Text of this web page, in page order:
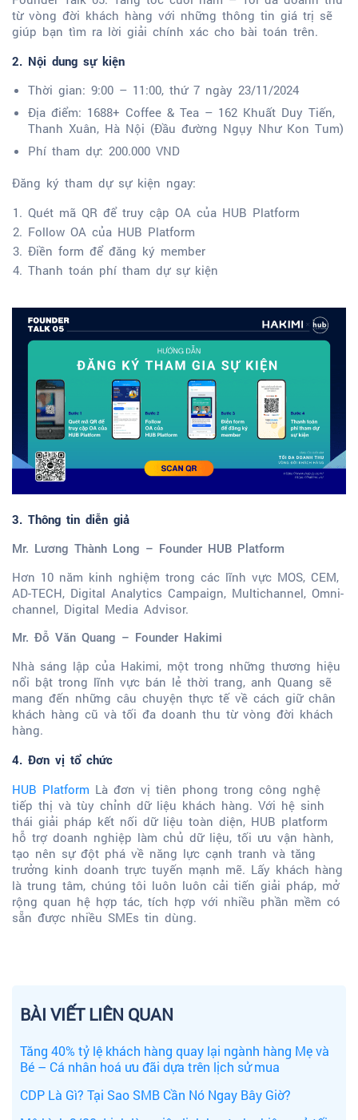
từ vòng đời khách hàng với những thông tin giá trị sẽ
giúp bạn tìm ra lời giải chính xác cho bài toán trên.
2. Nội dung sự kiện
Thời gian: 9:00 – 11:00, thứ 7 ngày 23/11/2024
Địa điểm: 1688+ Coffee & Tea – 162 Khuất Duy Tiến,
Thanh Xuân, Hà Nội (Đầu đường Ngụy Như Kon Tum)
Phí tham dự: 200.000 VND
Đăng ký tham dự sự kiện ngay:
Quét mã QR để truy cập OA của HUB Platform
Follow OA của HUB Platform
Điền form để đăng ký member
Thanh toán phí tham dự sự kiện
3. Thông tin diễn giả
Mr. Lương Thành Long – Founder HUB Platform
Hơn 10 năm kinh nghiệm trong các lĩnh vực MOS, CEM,
AD-TECH, Digital Analytics Campaign, Multichannel, Omni-
channel, Digital Media Advisor.
Mr. Đỗ Văn Quang – Founder Hakimi
Nhà sáng lập của Hakimi, một trong những thương hiệu
nổi bật trong lĩnh vực bán lẻ thời trang, anh Quang sẽ
mang đến những câu chuyện thực tế về cách giữ chân
khách hàng cũ và tối đa doanh thu từ vòng đời khách
hàng.
4. Đơn vị tổ chức
HUB Platform Là đơn vị tiên phong trong công nghệ
tiếp thị và tùy chỉnh dữ liệu khách hàng. Với hệ sinh
thái giải pháp kết nối dữ liệu toàn diện, HUB platform
hỗ trợ doanh nghiệp làm chủ dữ liệu, tối ưu vận hành,
tạo nên sự đột phá về năng lực cạnh tranh và tăng
trưởng kinh doanh trực tuyến mạnh mẽ. Lấy khách hàng
là trung tâm, chúng tôi luôn luôn cải tiến giải pháp, mở
rộng quan hệ hợp tác, tích hợp với nhiều phần mềm có
sẵn được nhiều SMEs tin dùng.
BÀI VIẾT LIÊN QUAN
Tăng 40% tỷ lệ khách hàng quay lại ngành hàng Mẹ và
Bé – Cá nhân hoá ưu đãi dựa trên lịch sử mua
CDP Là Gì? Tại Sao SMB Cần Nó Ngay Bây Giờ?